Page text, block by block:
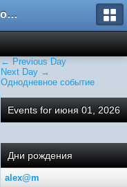
1DV.ru - Цифровое видео
← Previous Day
Next Day →
Однодневное событие
Events for июня 01, 2026
Дни рождения
alex@m